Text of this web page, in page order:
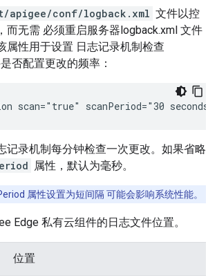
apigee/conf/logback.xml 文件以控
而无需 必须重启服务器logback.xml 文件
属性用于设置 日志记录机制检查
否配置更改的频率：
scan="true" scanPeriod="30
记录机制每分钟检查一次更改。如果省略
属性，默认为毫秒。
属性设置为短间隔 可能会影响系统性能。
Edge 私有云组件的日志文件位置。
位置